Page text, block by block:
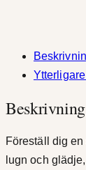
d
Beskrivning
Föreställ dig
lugn och